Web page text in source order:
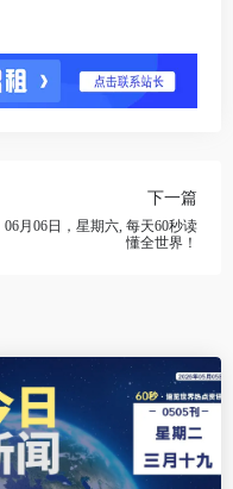
下一篇
06月06日，星期六, 每天60秒读
懂全世界！